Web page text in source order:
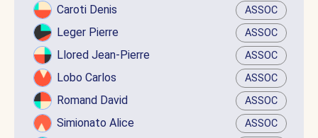
Caroti Denis ASSOC
Leger Pierre ASSOC
Llored Jean-Pierre ASSOC
Lobo Carlos ASSOC
Romand David ASSOC
Simionato Alice ASSOC